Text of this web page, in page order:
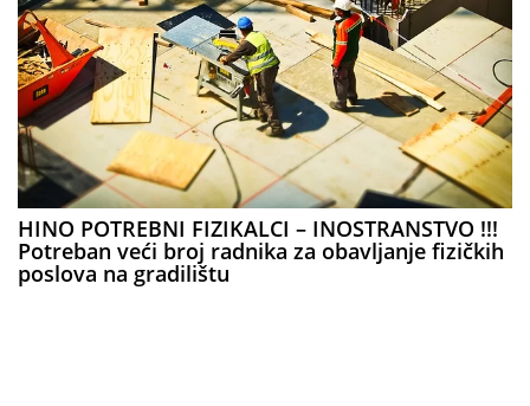
HINO POTREBNI FIZIKALCI – INOSTRANSTVO !!!
Potreban veći broj radnika za obavljanje fizičkih
poslova na gradilištu